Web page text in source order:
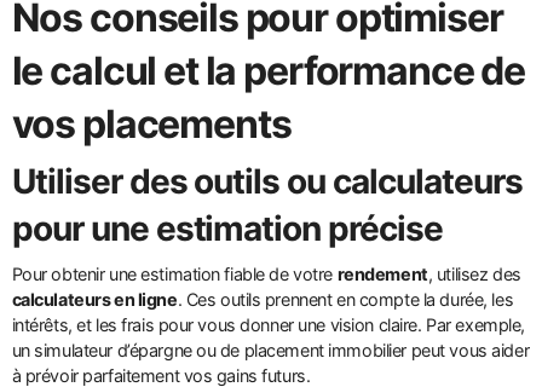
Nos conseils pour optimiser
le calcul et la performance de
vos placements
Utiliser des outils ou calculateurs
pour une estimation précise
Pour obtenir une estimation fiable de votre rendement, utilisez des
calculateurs en ligne. Ces outils prennent en compte la durée, les
intérêts, et les frais pour vous donner une vision claire. Par exemple,
un simulateur d’épargne ou de placement immobilier peut vous aider
à prévoir parfaitement vos gains futurs.